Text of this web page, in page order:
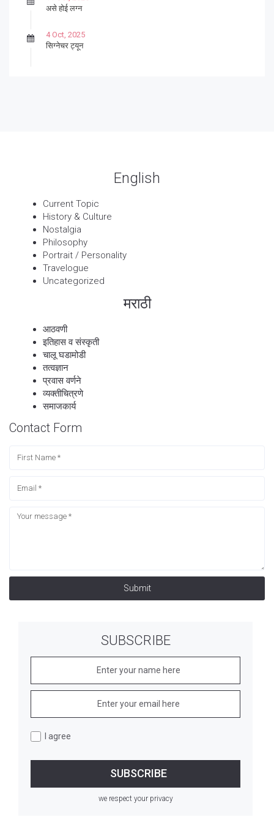
असे होई लग्न
4 Oct, 2025
सिग्नेचर ट्यून
English
Current Topic
History & Culture
Nostalgia
Philosophy
Portrait / Personality
Travelogue
Uncategorized
मराठी
आठवणी
इतिहास व संस्कृती
चालू घडामोडी
तत्वज्ञान
प्रवास वर्णने
व्यक्तीचित्रणे
समाजकार्य
Contact Form
Submit
SUBSCRIBE
I agree
we respect your privacy